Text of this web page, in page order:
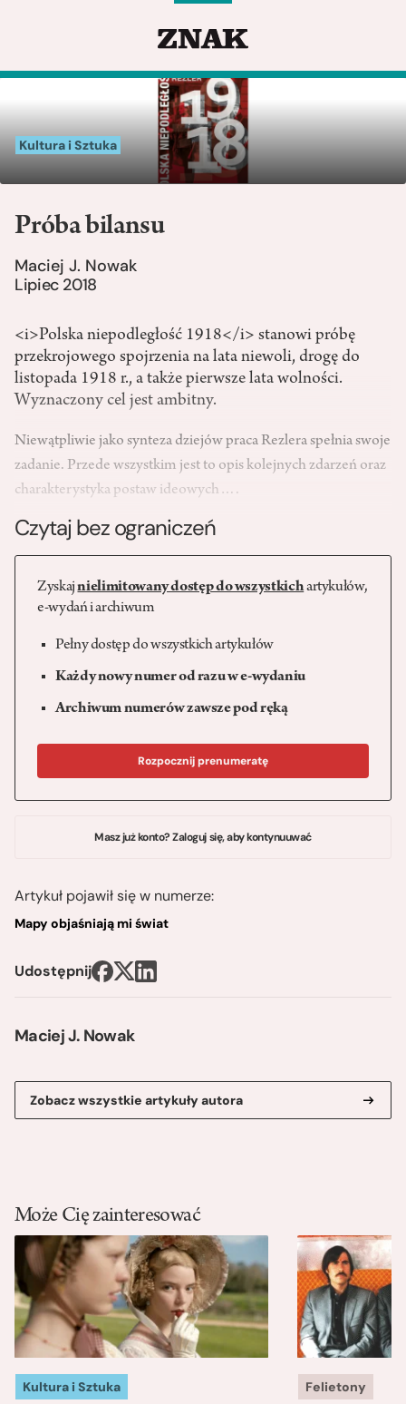
Kultura i Sztuka
Maciej J. Nowak
Zobacz wszystkie artykuły autora
Próba bilansu
Maciej J. Nowak
Lipiec 2018
<i>Polska niepodległość 1918</i> stanowi próbę
przekrojowego spojrzenia na lata niewoli, drogę do
listopada 1918 r., a także pierwsze lata wolności.
Wyznaczony cel jest ambitny.
Niewątpliwie jako synteza dziejów praca Rezlera spełnia swoje
zadanie. Przede wszystkim jest to opis kolejnych zdarzeń oraz
charakterystyka postaw ideowych….
Czytaj bez ograniczeń
Zyskajnielimitowany dostęp do wszystkichartykułów,
e-wydań i archiwum
Pełny dostęp do wszystkich artykułów
Każdy nowy numer od razu w e-wydaniu
Archiwum numerów zawsze pod ręką
Rozpocznij prenumeratę
Masz już konto? Zaloguj się, aby kontynuuwać
Artykuł pojawił się w numerze:
Mapy objaśniają mi świat
Udostępnij
Może Cię zainteresować
Kultura i Sztuka Felietony